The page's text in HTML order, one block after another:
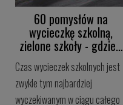
60 pomysłów na
wycieczkę szkolną,
zielone szkoły - gdzie…
Czas wycieczek szkolnych jest
zwykle tym najbardziej
wyczekiwanym w ciągu całego